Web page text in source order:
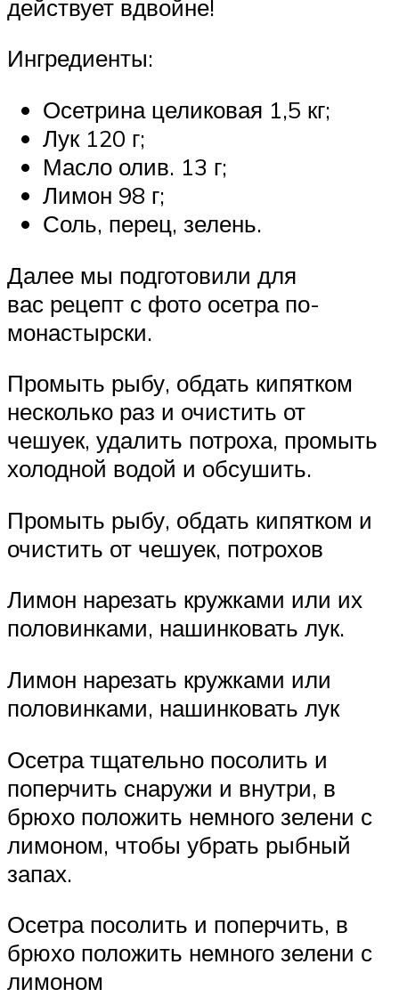
действует вдвойне!
Ингредиенты:
Осетрина целиковая 1,5 кг;
Лук 120 г;
Масло олив. 13 г;
Лимон 98 г;
Соль, перец, зелень.
Далее мы подготовили для
вас рецепт с фото осетра по-
монастырски.
Промыть рыбу, обдать кипятком
несколько раз и очистить от
чешуек, удалить потроха, промыть
холодной водой и обсушить.
Промыть рыбу, обдать кипятком и
очистить от чешуек, потрохов
Лимон нарезать кружками или их
половинками, нашинковать лук.
Лимон нарезать кружками или
половинками, нашинковать лук
Осетра тщательно посолить и
поперчить снаружи и внутри, в
брюхо положить немного зелени с
лимоном, чтобы убрать рыбный
запах.
Осетра посолить и поперчить, в
брюхо положить немного зелени с
лимоном